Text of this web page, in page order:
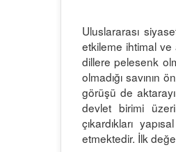
Uluslararası
etkileme ihtimal ve
dillere pelesenk
olmadığı
görüşü de
devlet birimi
çıkardıkları
etmektedir. İlk